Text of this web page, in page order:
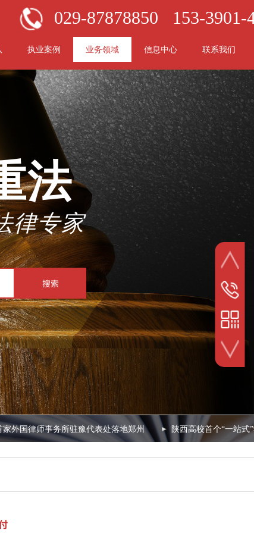
法
律专家
搜索
外国律师事务所驻豫代表处落地郑州 陕西高校首个“一站式”
029-87878850 153-3901-
执业案例 业务领域 信息中心 联系我们
24小时